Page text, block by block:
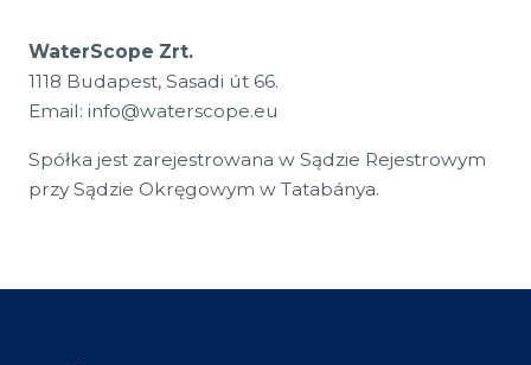
WaterScope Zrt.
1118 Budapest, Sasadi út 66.
Email: info@waterscope.eu
Spółka jest zarejestrowana w Sądzie Rejestrowym
przy Sądzie Okręgowym w Tatabánya.